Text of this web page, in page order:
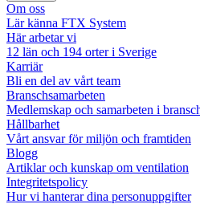
Om oss
Lär känna FTX System
Här arbetar vi
12 län och 194 orter i Sverige
Karriär
Bli en del av vårt team
Branschsamarbeten
Medlemskap och samarbeten i
Hållbarhet
Vårt ansvar för miljön och framtiden
Blogg
Artiklar och kunskap om ventilation
Integritetspolicy
Hur vi hanterar dina personuppgifter